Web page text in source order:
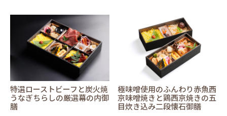
特選ローストビーフと炭火焼
うなぎちらしの厳選幕の内御
膳
極味噌使用のふんわり赤魚西
京味噌焼きと鶏西京焼きの五
目炊き込み二段懐石御膳